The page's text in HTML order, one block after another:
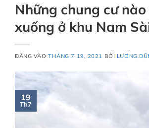
Những chung cư
xuống ở khu Nam
ĐĂNG VÀOTHÁNG 7 19, 2021 BỞI LƯƠNG
19
Th7